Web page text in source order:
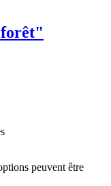
peuvent être